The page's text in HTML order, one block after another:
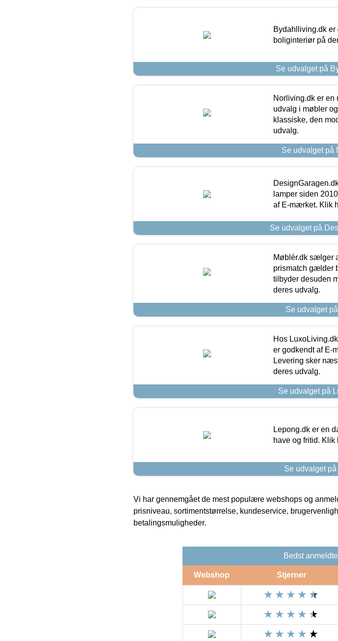
Bydahlliving.dk er
boliginteriør på
Se udvalget på
Norliving.dk er en
udvalg i møbler
klassiske, den
udvalg.
Se udvalget på
lamper siden
af E-mærket. Klik
Se udvalget på
Møblér.dk sælger
prismatch gælder
tilbyder desuden
deres udvalg.
Se udvalget
Hos
er godkendt af E-
Levering sker
deres udvalg.
Se udvalget på
Lepong.dk er en
have og fritid. Klik
Se udvalget
Vi har gennemgået de mest populære webshops og
prisniveau, sortimentstørrelse, kundeservice,
betalingsmuligheder.
Bedst
Webshop Stjerner